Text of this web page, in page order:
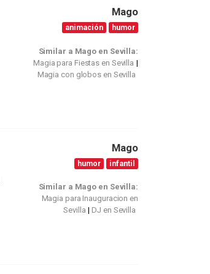
Mago
animación humor
Similar a Mago en Sevilla:
Magia para Fiestas en Sevilla
Magia con globos en Sevilla
Mago
humor infantil
Similar a Mago en Sevilla:
Magia para Inauguracion en
Sevilla
DJ en Sevilla